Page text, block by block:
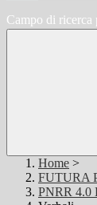
Campo di ricerca
Home >
FUTURA
PNRR 4.0